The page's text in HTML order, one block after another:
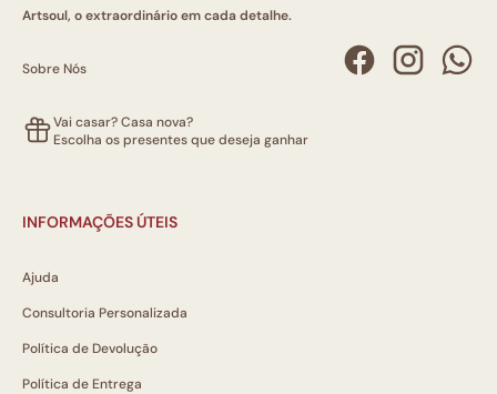
Artsoul, o extraordinário em cada detalhe.
Sobre Nós
Vai casar? Casa nova?
Escolha os presentes que deseja ganhar
INFORMAÇÕES ÚTEIS
Ajuda
Consultoria Personalizada
Política de Devolução
Política de Entrega